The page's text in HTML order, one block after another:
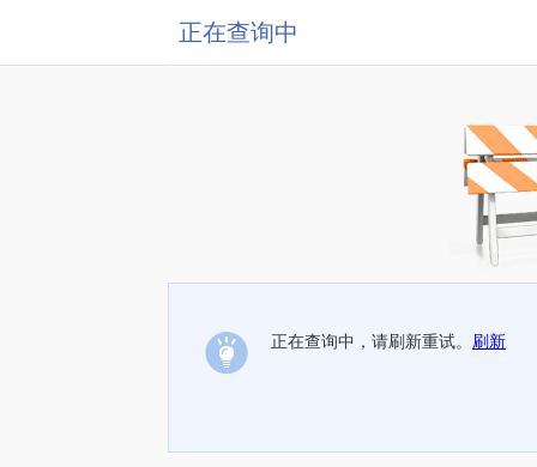
正在查询中
正在查询中，请刷新重试。 刷新